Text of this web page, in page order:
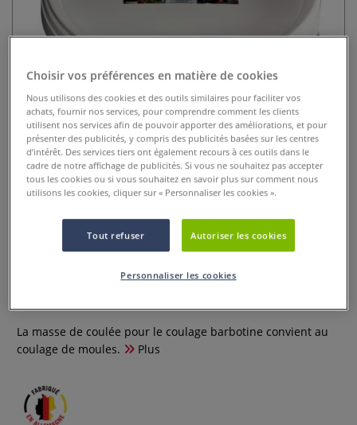
Masse liquide pour le coulage
La masse de coulée pour le coulage barbotine convient au
coulage de moules.
Plus
Choisir vos préférences en matière de cookies
Nous utilisons des cookies et des outils similaires pour faciliter vos
achats, fournir nos services, pour comprendre comment les clients
utilisent nos services afin de pouvoir apporter des améliorations, et pour
présenter des publicités, y compris des publicités basées sur les centres
d’intérêt. Des services tiers ont également recours à ces outils dans le
cadre de notre affichage de publicités. Si vous ne souhaitez pas accepter
tous les cookies ou si vous souhaitez en savoir plus sur comment nous
utilisons les cookies, cliquer sur « Personnaliser les cookies ».
Tout refuser Autoriser les cookies
Personnaliser les cookies